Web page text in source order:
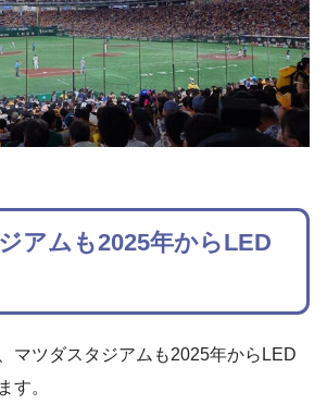
アムも2025年からLED
マツダスタジアムも2025年からLED
す。